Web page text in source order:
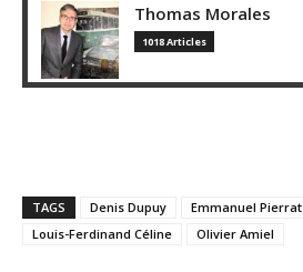
Thomas Morales
1018 Articles
TAGS Denis Dupuy Emmanuel Pierrat
Louis-Ferdinand Céline
Olivier Amiel